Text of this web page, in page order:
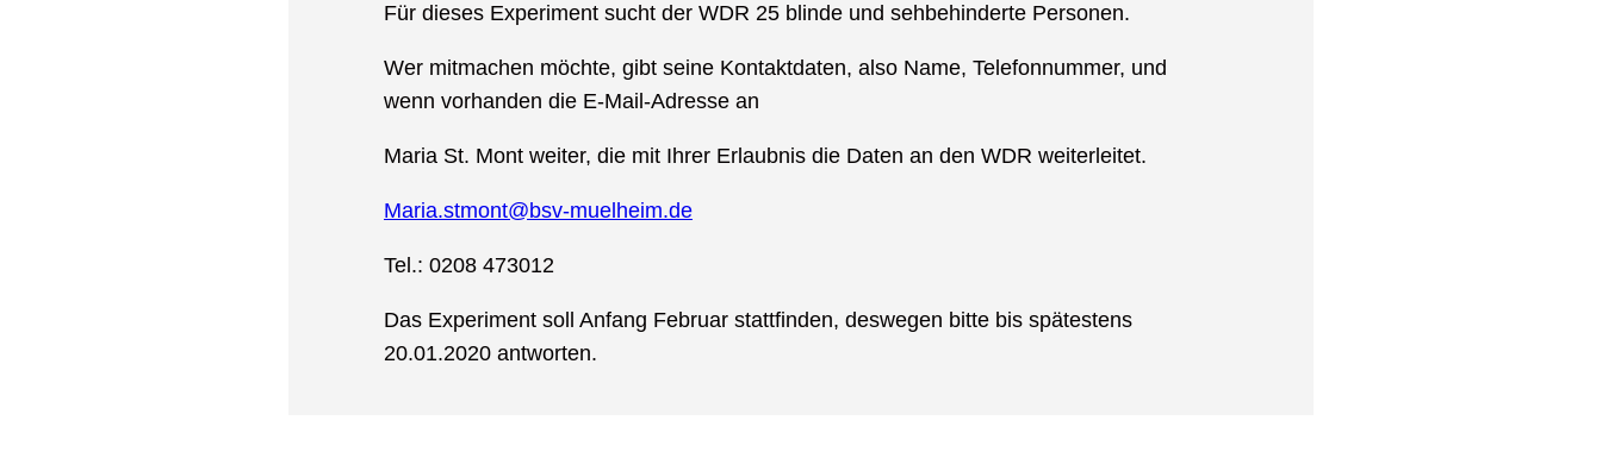
Für dieses Experiment sucht der WDR 25 blinde und sehbehinderte Personen.
Wer mitmachen möchte, gibt seine Kontaktdaten, also Name, Telefonnummer, und
wenn vorhanden die E-Mail-Adresse an
Maria St. Mont weiter, die mit Ihrer Erlaubnis die Daten an den WDR weiterleitet.
Maria.stmont@bsv-muelheim.de
Tel.: 0208 473012
Das Experiment soll Anfang Februar stattfinden, deswegen bitte bis spätestens
20.01.2020 antworten.